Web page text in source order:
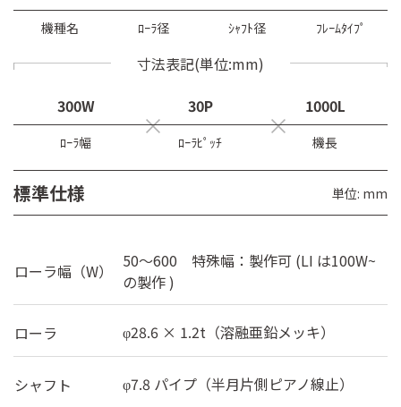
機種名 ﾛｰﾗ径 ｼｬﾌﾄ径 ﾌﾚｰﾑﾀｲﾌﾟ
寸法表記(単位:mm)
300W
ﾛｰﾗ幅
30P
ﾛｰﾗﾋﾟｯﾁ
1000L
機長
標準仕様 単位: mm
ローラ幅（W）
50～600 特殊幅：製作可 (LI は100W~
の製作 )
ローラ φ28.6 × 1.2t（溶融亜鉛メッキ）
シャフト φ7.8 パイプ（半月片側ピアノ線止）